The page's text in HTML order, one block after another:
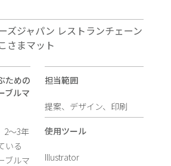
ための
ブルマ
2〜3年
いる
ブルマ
担当範囲
提案、デザイン、印刷
使用ツール
Illustrator